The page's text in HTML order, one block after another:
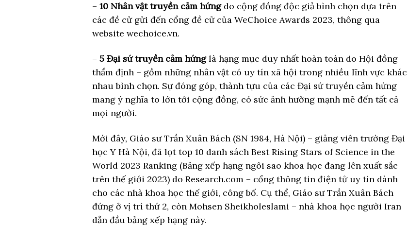
– 10 Nhân vật truyền cảm hứngdo cộng đồng độc giả bình chọn dựa trên
các đề cử gửi đến cổng đề cử của WeChoice Awards 2023, thông qua
website wechoice.vn.
– 5 Đại sứ truyền cảm hứnglà hạng mục duy nhất hoàn toàn do Hội đồng
thẩm định – gồm những nhân vật có uy tín xã hội trong nhiều lĩnh vực khác
nhau bình chọn. Sự đóng góp, thành tựu của các Đại sứ truyền cảm hứng
mang ý nghĩa to lớn tới cộng đồng, có sức ảnh hưởng mạnh mẽ đến tất cả
mọi người.
Mới đây, Giáo sư Trần Xuân Bách (SN 1984, Hà Nội) – giảng viên trường Đại
học Y Hà Nội, đã lọt top 10 danh sách Best Rising Stars of Science in the
World 2023 Ranking (Bảng xếp hạng ngôi sao khoa học đang lên xuất sắc
trên thế giới 2023) do Research.com – cổng thông tin điện tử uy tín dành
cho các nhà khoa học thế giới, công bố. Cụ thể, Giáo sư Trần Xuân Bách
đứng ở vị trí thứ 2, còn Mohsen Sheikholeslami – nhà khoa học người Iran
dẫn đầu bảng xếp hạng này.